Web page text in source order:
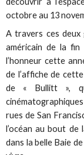
octobre au 13
A travers ces deux
américain de la
l’honneur cette
de l’affiche de
de « Bullitt »,
rues de San
l’océan au bout de
dans la belle Baie